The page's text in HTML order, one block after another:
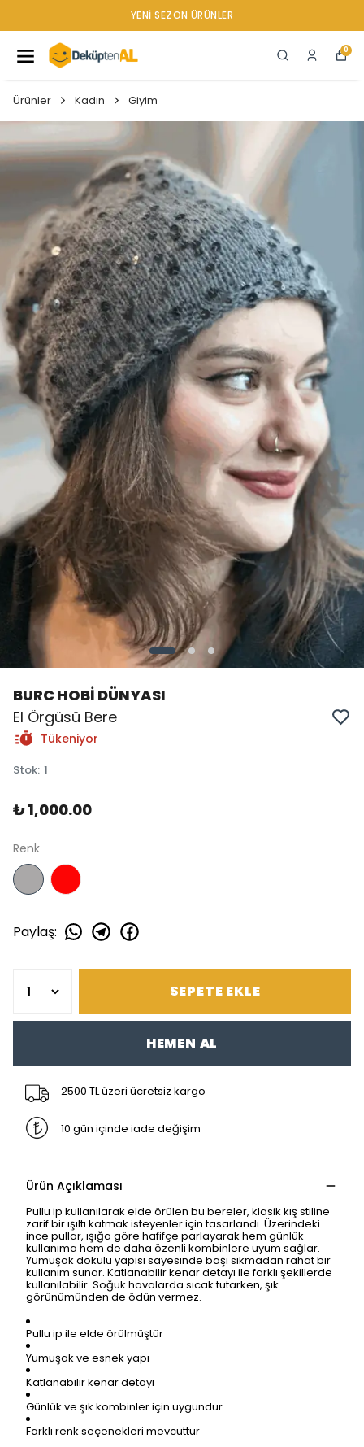
YENI SEZON ÜRÜNLER
0
Ürünler Kadın Giyim
BURC HOBİ DÜNYASI
El Örgüsü Bere
Tükeniyor
Stok: 1
₺ 1,000.00
Renk
Paylaş:
SEPETE EKLE
HEMEN AL
2500 TL üzeri ücretsiz kargo
10 gün içinde iade değişim
Ürün Açıklaması
Pullu ip kullanılarak elde örülen bu bereler, klasik kış stiline
zarif bir ışıltı katmak isteyenler için tasarlandı. Üzerindeki
ince pullar, ışığa göre hafifçe parlayarak hem günlük
kullanıma hem de daha özenli kombinlere uyum sağlar.
Yumuşak dokulu yapısı sayesinde başı sıkmadan rahat bir
kullanım sunar. Katlanabilir kenar detayı ile farklı şekillerde
kullanılabilir. Soğuk havalarda sıcak tutarken, şık
görünümünden de ödün vermez.
Pullu ip ile elde örülmüştür
Yumuşak ve esnek yapı
Katlanabilir kenar detayı
Günlük ve şık kombinler için uygundur
Farklı renk seçenekleri mevcuttur